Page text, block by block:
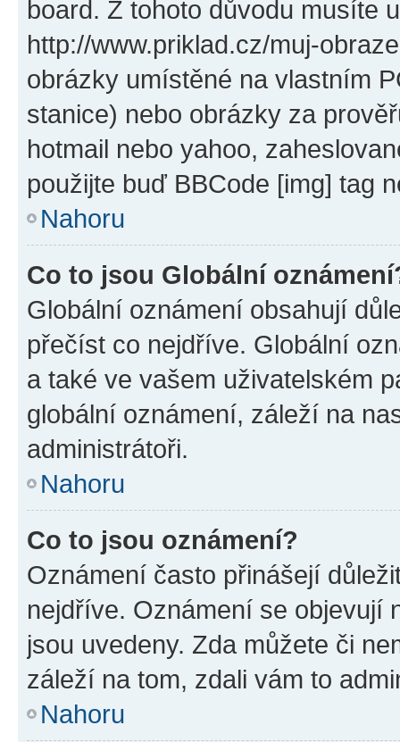
board. Z tohoto důvodu musíte
http://www.priklad.cz/muj-
obrázky umístěné na vlastním
stanice) nebo obrázky za
hotmail nebo yahoo,
použijte buď BBCode [img] tag
Nahoru
Co to jsou Globální
Globální oznámení obsahují
přečíst co nejdříve. Globální
a také ve vašem uživatelském
globální oznámení, záleží na
administrátoři.
Nahoru
Co to jsou oznámení?
Oznámení často přinášejí
nejdříve. Oznámení se objevují
jsou uvedeny. Zda můžete či
záleží na tom, zdali vám to
Nahoru